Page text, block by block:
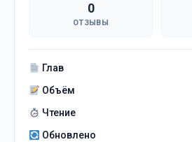
0
ОТЗЫВЫ
Глав
Объём
Чтение
Обновлено